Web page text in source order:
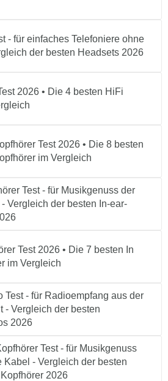
- für einfaches Telefoniere ohne
der besten Headsets 2026
2026 • Die 4 besten HiFi
Test 2026 • Die 8 besten
im Vergleich
Test - für Musikgenuss der
Vergleich der besten In-ear-
Test 2026 • Die 7 besten In
im Vergleich
Test - für Radioempfang aus der
- Vergleich der besten
2026
Test - für Musikgenuss
Kabel - Vergleich der besten
2026